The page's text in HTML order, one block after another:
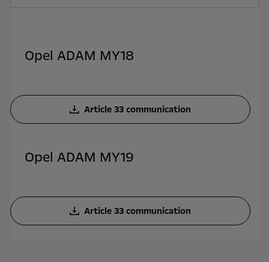
Opel ADAM MY18
Article 33 communication
Opel ADAM MY19
Article 33 communication